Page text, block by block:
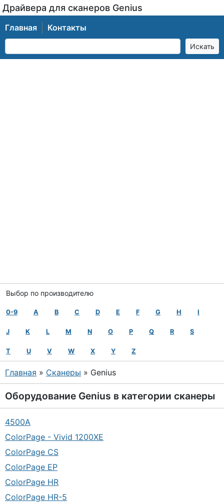
Драйвера для сканеров Genius
Главная Контакты
Выбор по производителю
0-9 A B C D E F G H I
J K L M N O P Q R S
T U V W X Y Z
Главная » Сканеры » Genius
Оборудование Genius в категории сканеры
4500A
ColorPage - Vivid 1200XE
ColorPage CS
ColorPage EP
ColorPage HR
ColorPage HR-5